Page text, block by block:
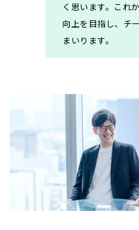
く思います。これ
向上を目指し、チ
まいります。